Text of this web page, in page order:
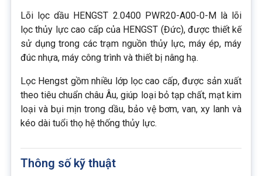
Lõi lọc dầu HENGST 2.0400 PWR20-A00-0-M là lõi
lọc thủy lực cao cấp của HENGST (Đức), được thiết kế
sử dụng trong các trạm nguồn thủy lực, máy ép, máy
đúc nhựa, máy công trình và thiết bị nâng hạ.
Lọc Hengst gồm nhiều lớp lọc cao cấp, được sản xuất
theo tiêu chuẩn châu Âu, giúp loại bỏ tạp chất, mạt kim
loại và bụi mịn trong dầu, bảo vệ bơm, van, xy lanh và
kéo dài tuổi thọ hệ thống thủy lực.
Thông số kỹ thuật